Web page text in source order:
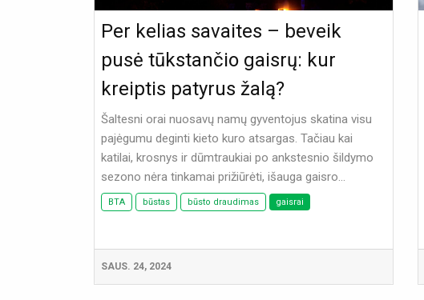
Per kelias savaites – beveik
pusė tūkstančio gaisrų: kur
kreiptis patyrus žalą?
Šaltesni orai nuosavų namų gyventojus skatina visu
pajėgumu deginti kieto kuro atsargas. Tačiau kai
katilai, krosnys ir dūmtraukiai po ankstesnio šildymo
sezono nėra tinkamai prižiūrėti, išauga gaisro...
BTA būstas būsto draudimas gaisrai
SAUS. 24, 2024